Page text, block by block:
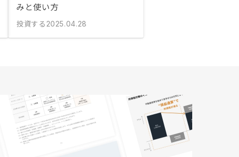
みと使い方
投資する 2025.04.28